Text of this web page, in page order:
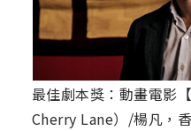
最佳劇本獎：動畫電影
Cherry Lane）/楊凡，